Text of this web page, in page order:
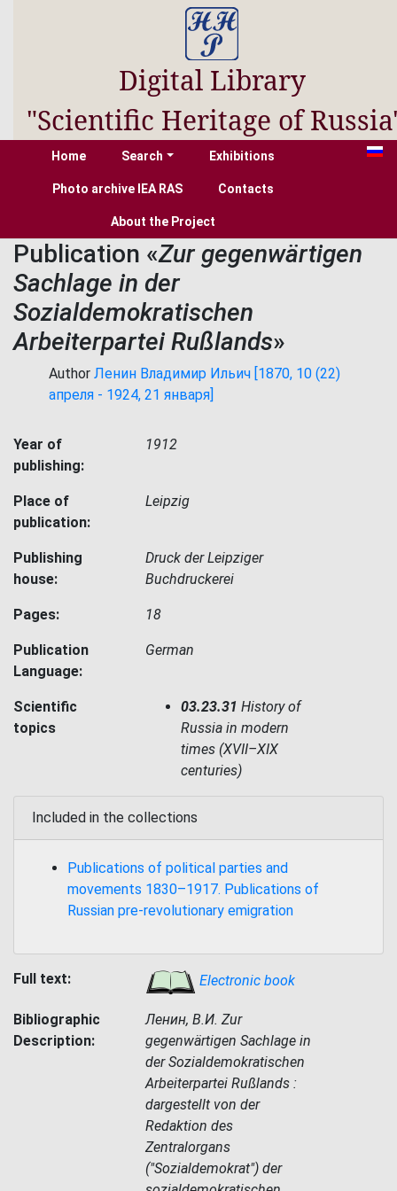
Digital Library
"Scientific Heritage of
Home Search Exhibitions
Photo archive IEA RAS Contacts
About the Project
Publication «Zur gegenwärtigen
Sachlage in der
Sozialdemokratischen
Arbeiterpartei Rußlands»
Author Ленин Владимир Ильич [1870, 10 (22)
апреля - 1924, 21 января]
Year of
publishing:
1912
Place of
publication:
Leipzig
Publishing
house:
Druck der Leipziger
Buchdruckerei
Pages: 18
Publication
Language:
German
Scientific
topics
03.23.31 History of
Russia in modern
times (XVII–XIX
centuries)
Included in the collections
Publications of political parties and
movements 1830–1917. Publications of
Russian pre-revolutionary emigration
Full text: Electronic book
Bibliographic
Description:
Ленин, В.И. Zur
gegenwärtigen Sachlage in
der Sozialdemokratischen
Arbeiterpartei Rußlands :
dargestellt von der
Redaktion des
Zentralorgans
("Sozialdemokrat") der